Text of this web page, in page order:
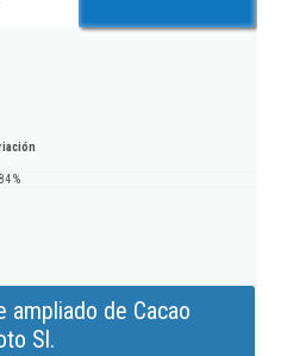
%
ampliado de Cacao
Sl.